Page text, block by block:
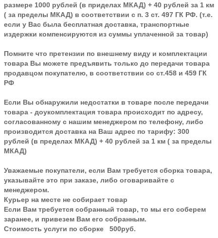
размере 1000 рублей (в приделах МКАД) + 40 рублей за 1 км
( за пределы МКАД) в соответствии с п. 3 ст. 497 ГК РФ. (т.е.
если у Вас была бесплатная доставка, транспортные
издержки компенсируются из суммы уплаченной за товар)
Помните что претензии по внешнему виду и комплектации
товара Вы можете предъявить только до передачи товара
продавцом покупателю, в соответствии со ст.458 и 459 ГК
РФ
Если Вы обнаружили недостатки в товаре после передачи
товара - доукомплектация товара происходит по адресу,
согласованному с нашим менеджером по телефону, либо
производится доставка на Ваш адрес по тарифу: 300
рублей (в пределах МКАД) + 40 рублей за 1 км ( за пределы
МКАД)
Уважаемые покупатели, если Вам требуется сборка товара,
указывайте это при заказе, либо оговаривайте с
менеджером.
Курьер на месте не собирает товар
Если Вам требуется собранный товар, то мы его соберем
заранее, и привезем Вам его собранным.
Стоимость услуги по сборке 500руб.